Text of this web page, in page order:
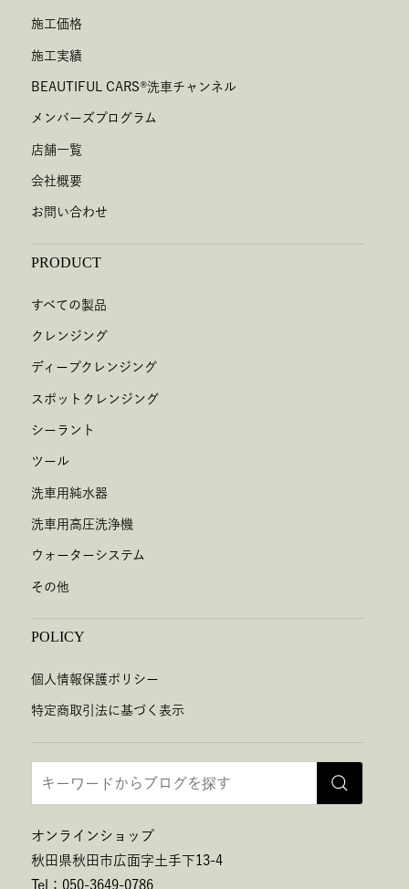
施工価格
施工実績
BEAUTIFUL CARS®洗車チャンネル
メンバーズプログラム
店舗一覧
会社概要
お問い合わせ
PRODUCT
すべての製品
クレンジング
ディープクレンジング
スポットクレンジング
シーラント
ツール
洗車用純水器
洗車用高圧洗浄機
ウォーターシステム
その他
POLICY
個人情報保護ポリシー
特定商取引法に基づく表示
オンラインショップ
秋田県秋田市広面字土手下13-4
Tel：050-3649-0786